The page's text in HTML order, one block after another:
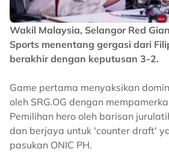
Wakil Malaysia, Selangor Red
Sports menentang gergasi dari
berakhir dengan keputusan 3-2.
Game pertama menyaksikan
oleh SRG.OG dengan
Pemilihan hero oleh barisan
dan berjaya untuk 'counter draft'
pasukan ONIC PH.